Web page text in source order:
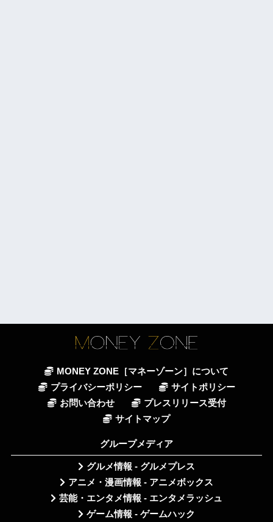
MONEY ZONE［マネーゾーン］について
プライバシーポリシー
サイトポリシー
お問い合わせ
プレスリリース受付
サイトマップ
グループメディア
グルメ情報 - グルメプレス
アニメ・漫画情報 - アニメボックス
芸能・エンタメ情報 - エンタメラッシュ
ゲーム情報 - ゲームハック